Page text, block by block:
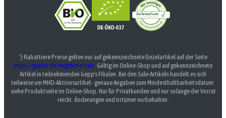
¹) Rabattiere Preise gelten nur auf gekennzeichnete Einzelartikel auf der Seite
https://gepps.de/angebote/sale. Gültig im Online-Shop und auf gekennzeichnete
Artikel in teilnehmenden Gepp's Filialen. Bei den Sale-Artikeln handelt es sich
teilweise um MHD-Aktionsartikel - genaue Angaben zum Mindesthaltbarkeitsdatum:
siehe Produktseite im Online-Shop. Nur für Privatkunden und nur solange der Vorrat
reicht. Änderungen und Irrtümer vorbehalten.